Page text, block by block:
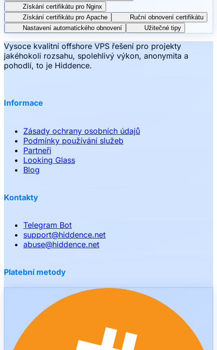
Získání certifikátu pro Nginx
Získání certifikátu pro Apache
Ruční obnovení certifikátu
Nastavení automatického obnovení
Užitečné tipy
Vysoce kvalitní offshore VPS řešení pro projekty
jakéhokoli rozsahu, spolehlivý výkon, anonymita a
pohodlí, to je Hiddence.
Informace
Zásady ochrany osobních údajů
Podmínky používání služeb
Partneři
Looking Glass
Blog
Kontakty
Telegram Bot
support@hiddence.net
abuse@hiddence.net
Platební metody